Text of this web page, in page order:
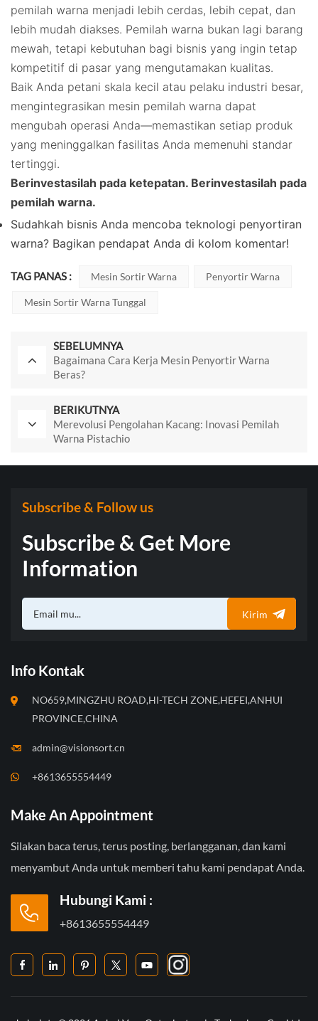
pemilah warna menjadi lebih cerdas, lebih cepat, dan
lebih mudah diakses. Pemilah warna bukan lagi barang
mewah, tetapi kebutuhan bagi bisnis yang ingin tetap
kompetitif di pasar yang mengutamakan kualitas.
Baik Anda petani skala kecil atau pelaku industri besar,
mengintegrasikan mesin pemilah warna dapat
mengubah operasi Anda—memastikan setiap produk
yang meninggalkan fasilitas Anda memenuhi standar
tertinggi.
Berinvestasilah pada ketepatan. Berinvestasilah pada
pemilah warna.
Sudahkah bisnis Anda mencoba teknologi penyortiran
warna? Bagikan pendapat Anda di kolom komentar!
TAG PANAS : Mesin Sortir Warna Penyortir Warna
Mesin Sortir Warna Tunggal
SEBELUMNYA
Bagaimana Cara Kerja Mesin Penyortir Warna
Beras?
BERIKUTNYA
Merevolusi Pengolahan Kacang: Inovasi Pemilah
Warna Pistachio
Subscribe & Follow us
Subscribe & Get More
Information
Kirim
Info Kontak
NO659,MINGZHU ROAD,HI-TECH ZONE,HEFEI,ANHUI
PROVINCE,CHINA
admin@visionsort.cn
+8613655554449
Make An Appointment
Silakan baca terus, terus posting, berlangganan, dan kami
menyambut Anda untuk memberi tahu kami pendapat Anda.
Hubungi Kami :
+8613655554449